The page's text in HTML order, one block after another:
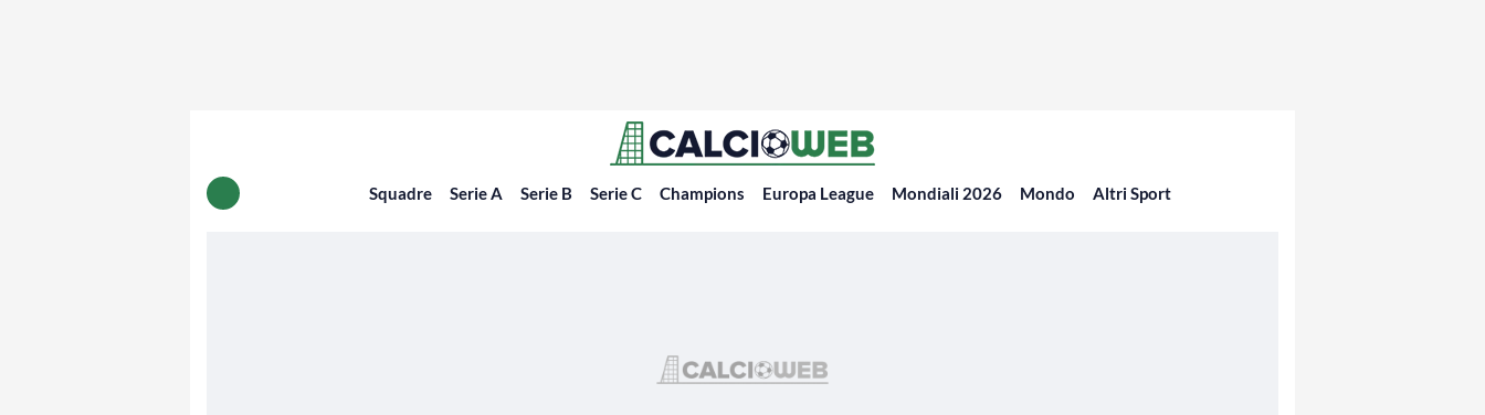
Squadre Serie A Serie B Serie C Champions Europa League Mondiali 2026 Mondo Altri Sport